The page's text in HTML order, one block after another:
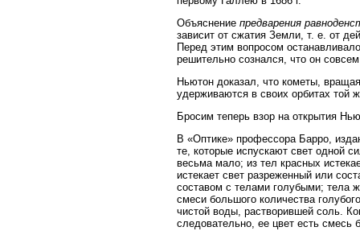
Объяснение предварения
зависит от сжатия Земли, т. е. от
Перед этим вопросом
решительно сознался, что он
Ньютон доказал, что кометы,
удерживаются в своих орбитах той
Бросим теперь взор на открытия
В «Оптике» профессора Барро,
те, которые испускают свет одной
весьма мало; из тел красных
истекает свет разреженный или
составом с телами голубыми; тела
смеси большого количества
чистой воды, растворившей соль.
следовательно, ее цвет есть смесь